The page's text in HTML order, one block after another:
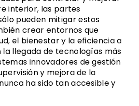
interior, las partes
pueden mitigar estos
crear entornos que
el bienestar y la eficiencia a
la llegada de tecnologías más
innovadores de gestión
y mejora de la
ha sido tan accesible y